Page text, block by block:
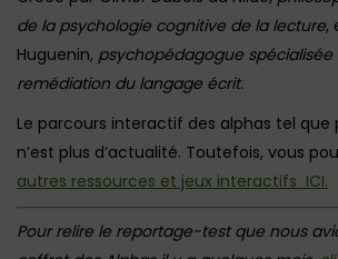
de la psychologie cognitive de la lecture,
Huguenin, psychopédagogue spécialisée
remédiation du langage écrit.
Le parcours interactif des alphas tel que
n’est plus d’actualité. Toutefois, vous
autres ressources et jeux interactifs ICI.
Pour relire le reportage-test que nous